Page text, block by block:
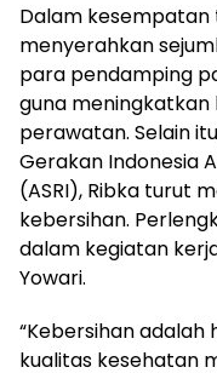
Dalam kesempatan
menyerahkan
para pendamping
guna
perawatan. Selain
Gerakan Indonesia
(ASRI), Ribka turut
kebersihan.
dalam kegiatan
Yowari.
“Kebersihan
kualitas kesehatan